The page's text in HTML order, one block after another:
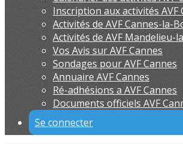
Inscription aux activités AVF
Activités de AVF Cannes-la-
Activités de AVF Mandelieu-
Vos Avis sur AVF Cannes
Sondages pour AVF Cannes
Annuaire AVF Cannes
Ré-adhésions a AVF Cannes
Documents officiels AVF
Se connecter